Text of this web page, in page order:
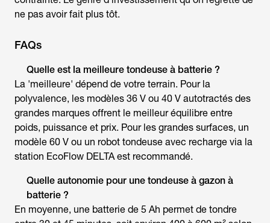
ne pas avoir fait plus tôt.
FAQs
Quelle est la meilleure tondeuse à batterie ?
La 'meilleure' dépend de votre terrain. Pour la
polyvalence, les modèles 36 V ou 40 V autotractés des
grandes marques offrent le meilleur équilibre entre
poids, puissance et prix. Pour les grandes surfaces, un
modèle 60 V ou un robot tondeuse avec recharge via la
station EcoFlow DELTA est recommandé.
Quelle autonomie pour une tondeuse à gazon à
batterie ?
En moyenne, une batterie de 5 Ah permet de tondre